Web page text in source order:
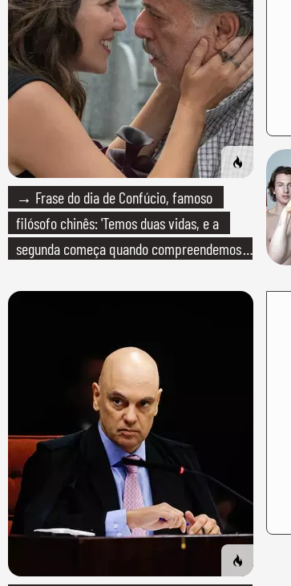
→ Frase do dia de Confúcio, famoso
filósofo chinês: 'Temos duas vidas, e a
segunda começa quando compreendemos